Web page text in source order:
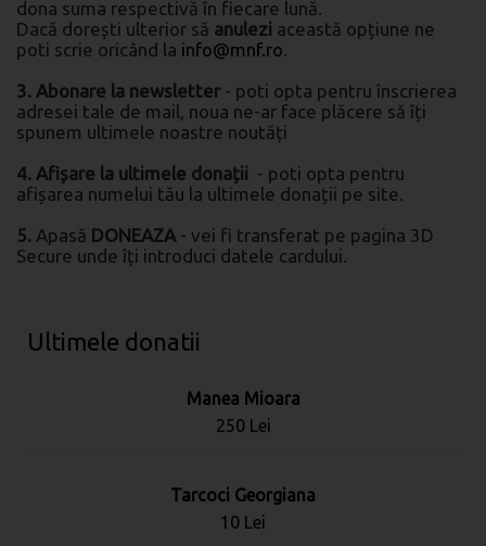
dona suma respectivă în fiecare lună.
Dacă dorești ulterior să anulezi această opțiune ne
poti scrie oricând la info@mnf.ro.
3. Abonare la newsletter - poti opta pentru înscrierea
adresei tale de mail, noua ne-ar face plăcere să îți
spunem ultimele noastre noutăți
4. Afișare la ultimele donații - poti opta pentru
afișarea numelui tău la ultimele donații pe site.
5. Apasă DONEAZA - vei fi transferat pe pagina 3D
Secure unde îți introduci datele cardului.
Ultimele donatii
Manea Mioara
250 Lei
Tarcoci Georgiana
10 Lei